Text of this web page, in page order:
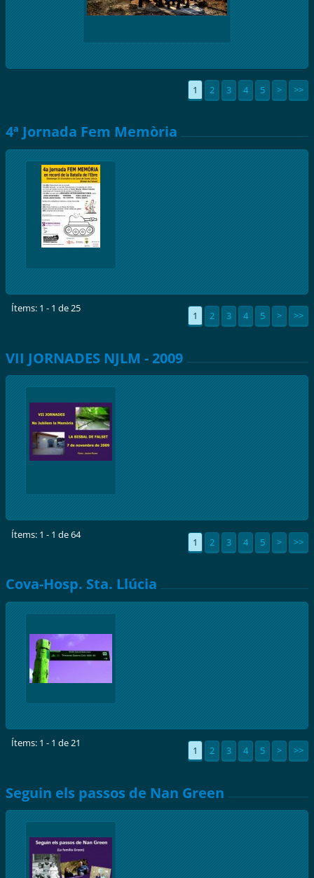
1 2 3 4 5 > >>
4ª Jornada Fem Memòria
Ítems: 1 - 1 de 25
1 2 3 4 5 > >>
VII JORNADES NJLM - 2009
Ítems: 1 - 1 de 64
1 2 3 4 5 > >>
Cova-Hosp. Sta. Llúcia
Ítems: 1 - 1 de 21
1 2 3 4 5 > >>
Seguin els passos de Nan Green